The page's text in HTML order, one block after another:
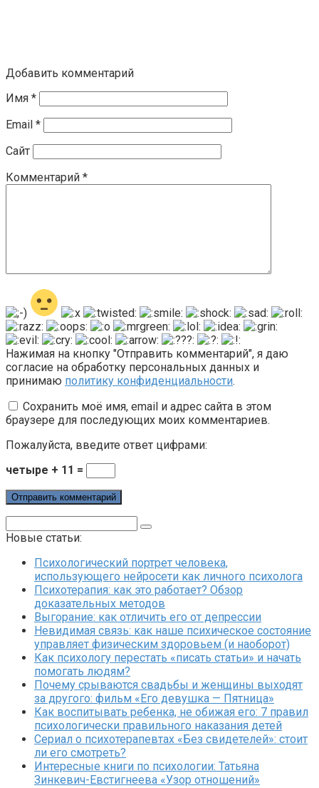
Добавить комментарий
Имя *
Email *
Сайт
Комментарий *
Нажимая на кнопку "Отправить комментарий", я даю
согласие на обработку персональных данных и
принимаю политику конфиденциальности.
Сохранить моё имя, email и адрес сайта в этом
браузере для последующих моих комментариев.
Пожалуйста, введите ответ цифрами:
четыре + 11 =
Новые статьи:
Психологический портрет человека,
использующего нейросети как личного психолога
Психотерапия: как это работает? Обзор
доказательных методов
Выгорание: как отличить его от депрессии
Невидимая связь: как наше психическое состояние
управляет физическим здоровьем (и наоборот)
Как психологу перестать «писать статьи» и начать
помогать людям?
Почему срываются свадьбы и женщины выходят
за другого: фильм «Его девушка — Пятница»
Как воспитывать ребенка, не обижая его: 7 правил
психологически правильного наказания детей
Сериал о психотерапевтах «Без свидетелей»: стоит
ли его смотреть?
Интересные книги по психологии: Татьяна
Зинкевич-Евстигнеева «Узор отношений»